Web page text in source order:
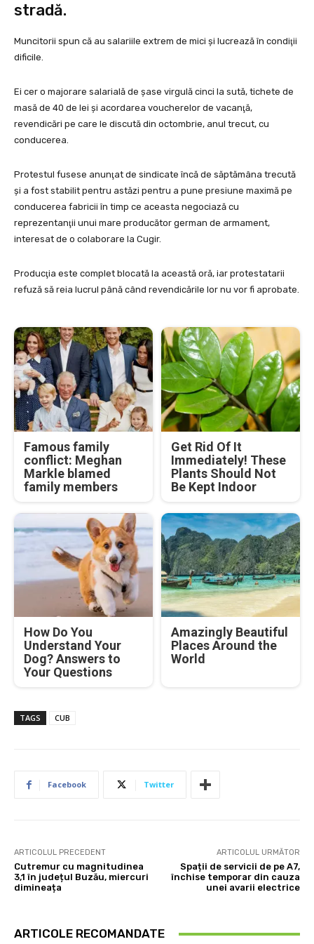
stradă.
Muncitorii spun că au salariile extrem de mici şi lucrează în condiţii
dificile.
Ei cer o majorare salarială de şase virgulă cinci la sută, tichete de
masă de 40 de lei şi acordarea voucherelor de vacanţă,
revendicări pe care le discută din octombrie, anul trecut, cu
conducerea.
Protestul fusese anunţat de sindicate încă de săptămâna trecută
şi a fost stabilit pentru astăzi pentru a pune presiune maximă pe
conducerea fabricii în timp ce aceasta negociază cu
reprezentanţii unui mare producător german de armament,
interesat de o colaborare la Cugir.
Producţia este complet blocată la această oră, iar protestatarii
refuză să reia lucrul până când revendicările lor nu vor fi aprobate.
Famous family
conflict: Meghan
Markle blamed
family members
Get Rid Of It
Immediately! These
Plants Should Not
Be Kept Indoor
How Do You
Understand Your
Dog? Answers to
Your Questions
Amazingly Beautiful
Places Around the
World
TAGS CUB
Facebook Twitter
ARTICOLUL PRECEDENT
Cutremur cu magnitudinea
3,1 în județul Buzău, miercuri
dimineața
ARTICOLUL URMĂTOR
Spații de servicii de pe A7,
închise temporar din cauza
unei avarii electrice
ARTICOLE RECOMANDATE